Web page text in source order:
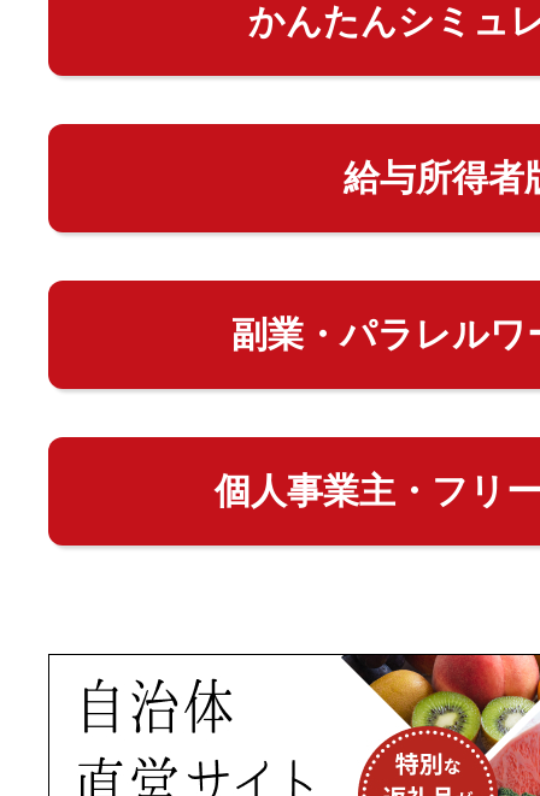
かんたんシミュ
給与所得者
副業・パラレルワ
個人事業主・フリ